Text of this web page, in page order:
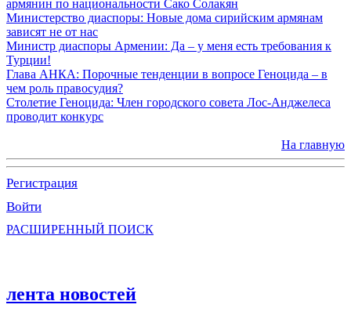
армянин по национальности Сако Солакян
Министерство диаспоры: Новые дома сирийским армянам
зависят не от нас
Министр диаспоры Армении: Да – у меня есть требования к
Турции!
Глава АНКА: Порочные тенденции в вопросе Геноцида – в
чем роль правосудия?
Столетие Геноцида: Член городского совета Лос-Анджелеса
проводит конкурс
На главную
Регистрация
Войти
РАСШИРЕННЫЙ ПОИСК
лента новостей